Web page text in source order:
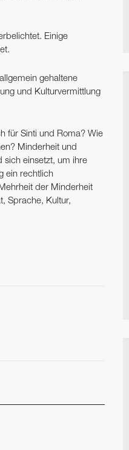
Einige
gehaltene
und Kulturvermittlung
für Sinti und Roma? Wie
Minderheit und
sich einsetzt, um ihre
ein rechtlich
der Minderheit
Sprache, Kultur,